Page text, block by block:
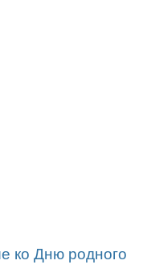
ко Дню родного